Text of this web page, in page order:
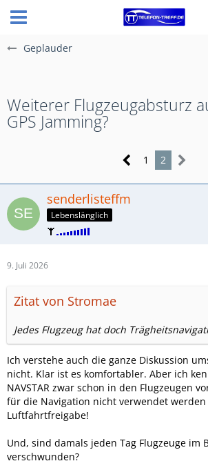
Geplauder
Weiterer Flugzeugabsturz
GPS Jamming?
1 2
senderlisteffm
Lebenslänglich
9. Juli 2026
Zitat von Stromae
Jedes Flugzeug hat doch
Ich verstehe auch die ganze Diskussion
nicht. Klar ist es komfortabler. Aber ich
NAVSTAR zwar schon in den Flugzeugen
für die Navigation nicht verwendet
Luftfahrtfreigabe!
Und, sind damals jeden Tag Flugzeuge im
verschwunden?